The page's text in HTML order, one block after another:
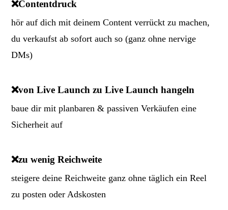
❌Contentdruck
hör auf dich mit deinem Content verrückt zu machen,
du verkaufst ab sofort auch so (ganz ohne nervige
DMs)
❌von Live Launch zu Live Launch hangeln
baue dir mit planbaren & passiven Verkäufen eine
Sicherheit auf
❌zu wenig Reichweite
steigere deine Reichweite ganz ohne täglich ein Reel
zu posten oder Adskosten